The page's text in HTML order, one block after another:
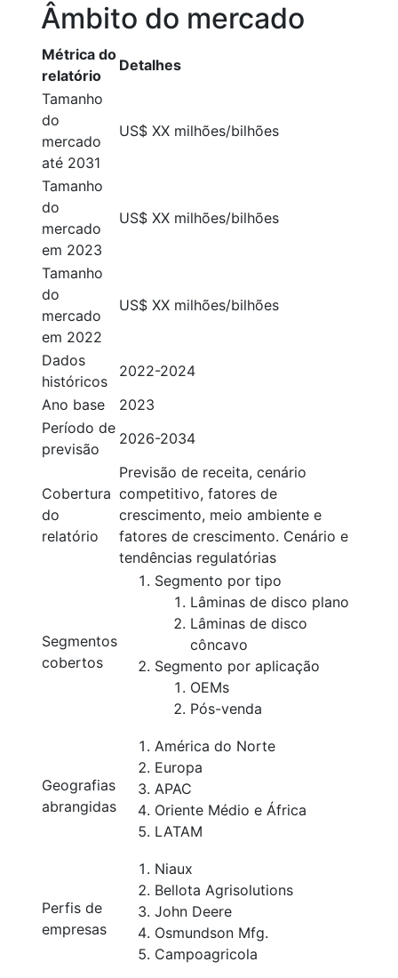
Âmbito do mercado
Métrica do
relatório
Detalhes
Tamanho
do
mercado
até 2031
US$ XX milhões/bilhões
Tamanho
do
mercado
em 2023
US$ XX milhões/bilhões
Tamanho
do
mercado
em 2022
US$ XX milhões/bilhões
Dados
históricos
2022-2024
Ano base
2023
Período de
previsão
2026-2034
Cobertura
do
relatório
Previsão de receita, cenário
competitivo, fatores de
crescimento, meio ambiente e
fatores de crescimento. Cenário e
tendências regulatórias
Segmentos
cobertos
Segmento por tipo
Lâminas de disco plano
Lâminas de disco
côncavo
Segmento por aplicação
OEMs
Pós-venda
Geografias
abrangidas
América do Norte
Europa
APAC
Oriente Médio e África
LATAM
Perfis de
empresas
Niaux
Bellota Agrisolutions
John Deere
Osmundson Mfg.
Campoagricola